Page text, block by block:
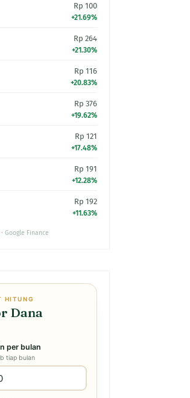
Rp 100
+21.69%
Rp 264
+21.30%
Rp 116
+20.83%
Rp 376
+19.62%
Rp 121
+17.48%
Rp 191
+12.28%
Rp 192
+11.63%
Google Finance
HITUNG
Dana
per bulan
tiap bulan